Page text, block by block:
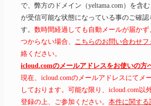
で、弊方のドメイン（yeltama.com）を含
が受信可能な状態になっている事のご確認
す。 数時間経過しても自動メールが届かず
つからない場合、
こちらのお問い合わせフ
絡ください。
icloud.comのメールアドレスをお使いの方
現在、icloud.comのメールアドレスにてメ
しております。可能な限り、icloud.com以
登録の上、ご参加ください。 本件に関する